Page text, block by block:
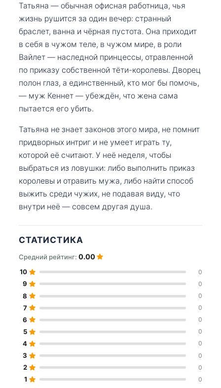
Татьяна — обычная офисная работница, чья
жизнь рушится за один вечер: странный
браслет, ванна и чёрная пустота. Она приходит
в себя в чужом теле, в чужом мире, в роли
Вайлет — наследной принцессы, отравленной
по приказу собственной тёти-королевы. Дворец
полон глаз, а единственный, кто мог бы помочь,
— муж Кеннет — убеждён, что жена сама
пытается его убить.
Татьяна не знает законов этого мира, не помнит
придворных интриг и не умеет играть ту,
которой её считают. У неё неделя, чтобы
выбраться из ловушки: либо выполнить приказ
королевы и отравить мужа, либо найти способ
выжить среди чужих, не подавая виду, что
внутри неё — совсем другая душа.
СТАТИСТИКА
Средний рейтинг: 0.00
10 0
9 0
8 0
7 0
6 0
5 0
4 0
3 0
2 0
1 0